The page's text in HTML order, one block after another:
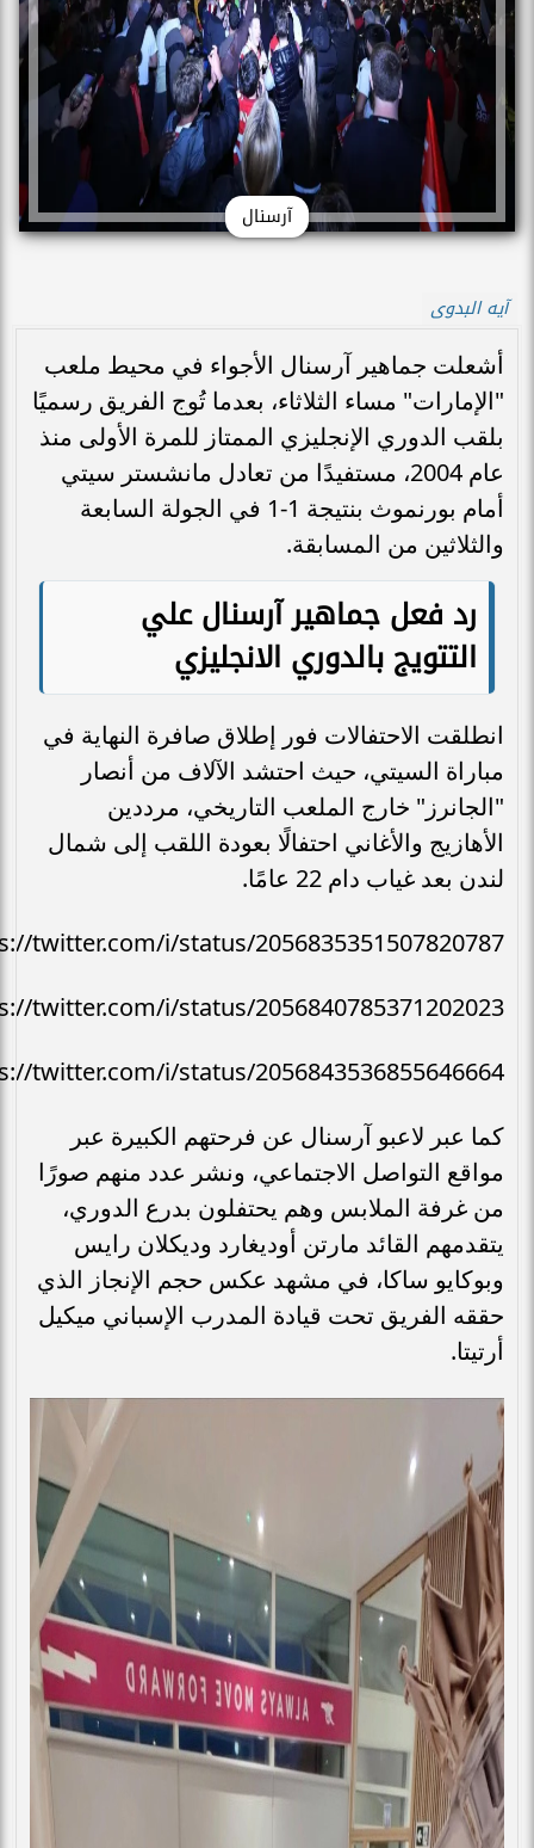
آرسنال
آيه البدوى
أشعلت جماهير آرسنال الأجواء في محيط ملعب
"الإمارات" مساء الثلاثاء، بعدما تُوج الفريق رسميًا
بلقب الدوري الإنجليزي الممتاز للمرة الأولى منذ
عام 2004، مستفيدًا من تعادل مانشستر سيتي
أمام بورنموث بنتيجة 1-1 في الجولة السابعة
والثلاثين من المسابقة.
رد فعل جماهير آرسنال علي
التتويج بالدوري الانجليزي
انطلقت الاحتفالات فور إطلاق صافرة النهاية في
مباراة السيتي، حيث احتشد الآلاف من أنصار
"الجانرز" خارج الملعب التاريخي، مرددين
الأهازيج والأغاني احتفالًا بعودة اللقب إلى شمال
لندن بعد غياب دام 22 عامًا.
twitter.com/i/status/2056835351507820787
twitter.com/i/status/2056840785371202023
twitter.com/i/status/2056843536855646664
كما عبر لاعبو آرسنال عن فرحتهم الكبيرة عبر
مواقع التواصل الاجتماعي، ونشر عدد منهم صورًا
من غرفة الملابس وهم يحتفلون بدرع الدوري،
يتقدمهم القائد مارتن أوديغارد وديكلان رايس
وبوكايو ساكا، في مشهد عكس حجم الإنجاز الذي
حققه الفريق تحت قيادة المدرب الإسباني ميكيل
أرتيتا.